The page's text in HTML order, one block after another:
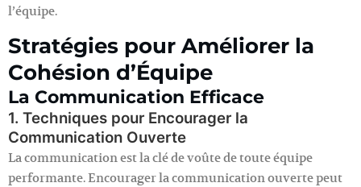
l’équipe.
Stratégies pour Améliorer la
Cohésion d’Équipe
La Communication Efficace
1. Techniques pour Encourager la
Communication Ouverte
La communication est la clé de voûte de toute équipe
performante. Encourager la communication ouverte peut